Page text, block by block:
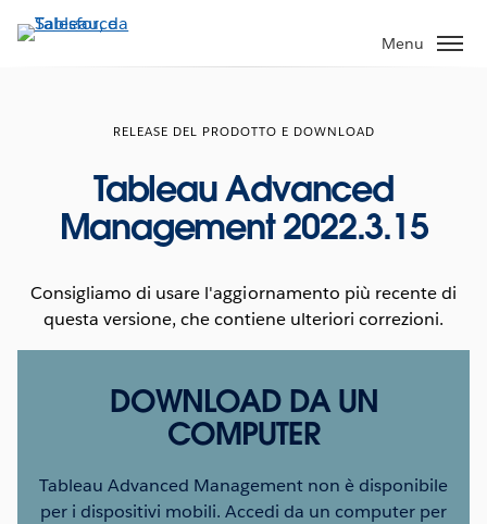
Passa
Menu
RELEASE DEL PRODOTTO E DOWNLOAD
Tableau Advanced
Management 2022.3.15
Consigliamo di usare l'aggiornamento più recente di
questa versione, che contiene ulteriori correzioni.
DOWNLOAD DA UN
COMPUTER
Tableau Advanced Management non è disponibile
per i dispositivi mobili. Accedi da un computer per